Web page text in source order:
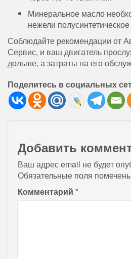
Минеральное масло
нежели
Соблюдайте рекомендации от
Сервис, и ваш двигатель
дольше, а затраты на его
Поделитесь в социальных
Добавить
Ваш адрес email не будет
Обязательные поля
Комментарий *